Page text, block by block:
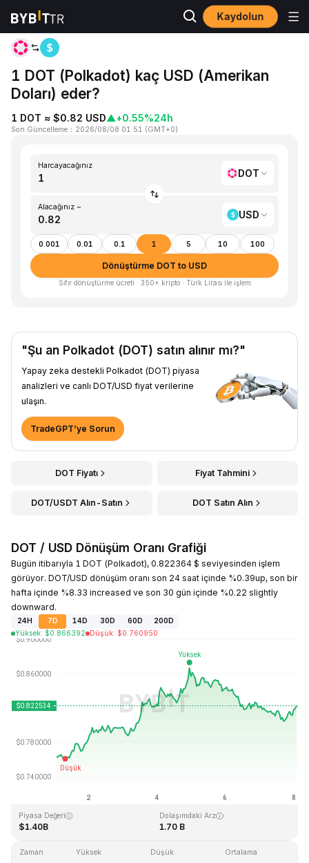
Kaydolun
Ana Sayfa DOT to USD
1 DOT (Polkadot) kaç USD (Amerikan
Doları) eder?
1 DOT ≈ $0.82 USD▲+0.55%24h
Son Güncelleme ： 2026/08/08 01:51 (GMT+0)
Harcayacağınız
DOT
Alacağınız ~
USD
0.001 0.01 0.1 1 5 10 100
Dönüştürme DOT to USD
Sıfır dönüştürme ücreti · 350+ kripto · Türk Lirası ile işlem
"Şu an Polkadot (DOT) satın alınır mı?"
Yapay zeka destekli Polkadot (DOT) piyasa
analizleri ve canlı DOT/USD fiyat verilerine
ulaşın.
TradeGPT’ye Sorun
DOT Fiyatı Fiyat Tahmini
DOT/USDT Alın-Satın DOT Satın Alın
DOT / USD Dönüşüm Oranı Grafiği
Bugün itibarıyla 1 DOT (Polkadot), 0.822364 $ seviyesinden işlem
görüyor. DOT/USD dönüşüm oranı son 24 saat içinde %0.39up, son bir
hafta içinde %8.33 increased ve son 30 gün içinde %0.22 slightly
downward.
24H 7D 14D 30D 60D
200D
Yüksek: $0.866392 Düşük: $0.760950
Son Güncelleme: 2026-08-08, 01:51 GMT+0
Piyasa Değeri
$1.40B
Dolaşımdaki Arz
1.70 B
Zaman Yüksek Düşük Ortalama